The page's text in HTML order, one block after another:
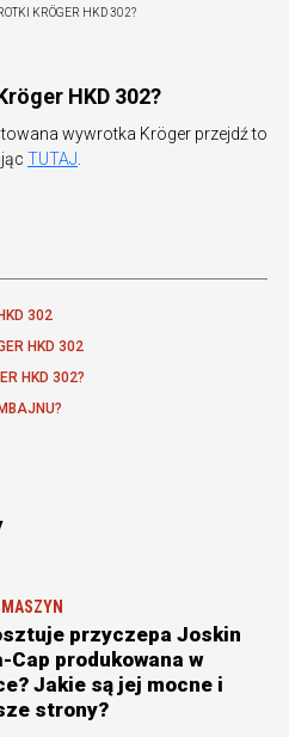
KRÖGER HKD 302?
HKD 302?
wywrotka Kröger przejdź to
TUTAJ.
302
HKD 302
HKD 302?
przyczepa Joskin
Cap produkowana w
Jakie są jej mocne i
strony?